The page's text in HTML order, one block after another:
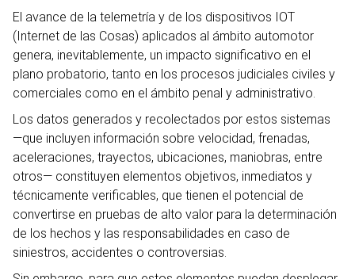
El avance de la telemetría y de los dispositivos IOT
(Internet de las Cosas) aplicados al ámbito automotor
genera, inevitablemente, un impacto significativo en el
plano probatorio, tanto en los procesos judiciales civiles y
comerciales como en el ámbito penal y administrativo.
Los datos generados y recolectados por estos sistemas
—que incluyen información sobre velocidad, frenadas,
aceleraciones, trayectos, ubicaciones, maniobras, entre
otros— constituyen elementos objetivos, inmediatos y
técnicamente verificables, que tienen el potencial de
convertirse en pruebas de alto valor para la determinación
de los hechos y las responsabilidades en caso de
siniestros, accidentes o controversias.